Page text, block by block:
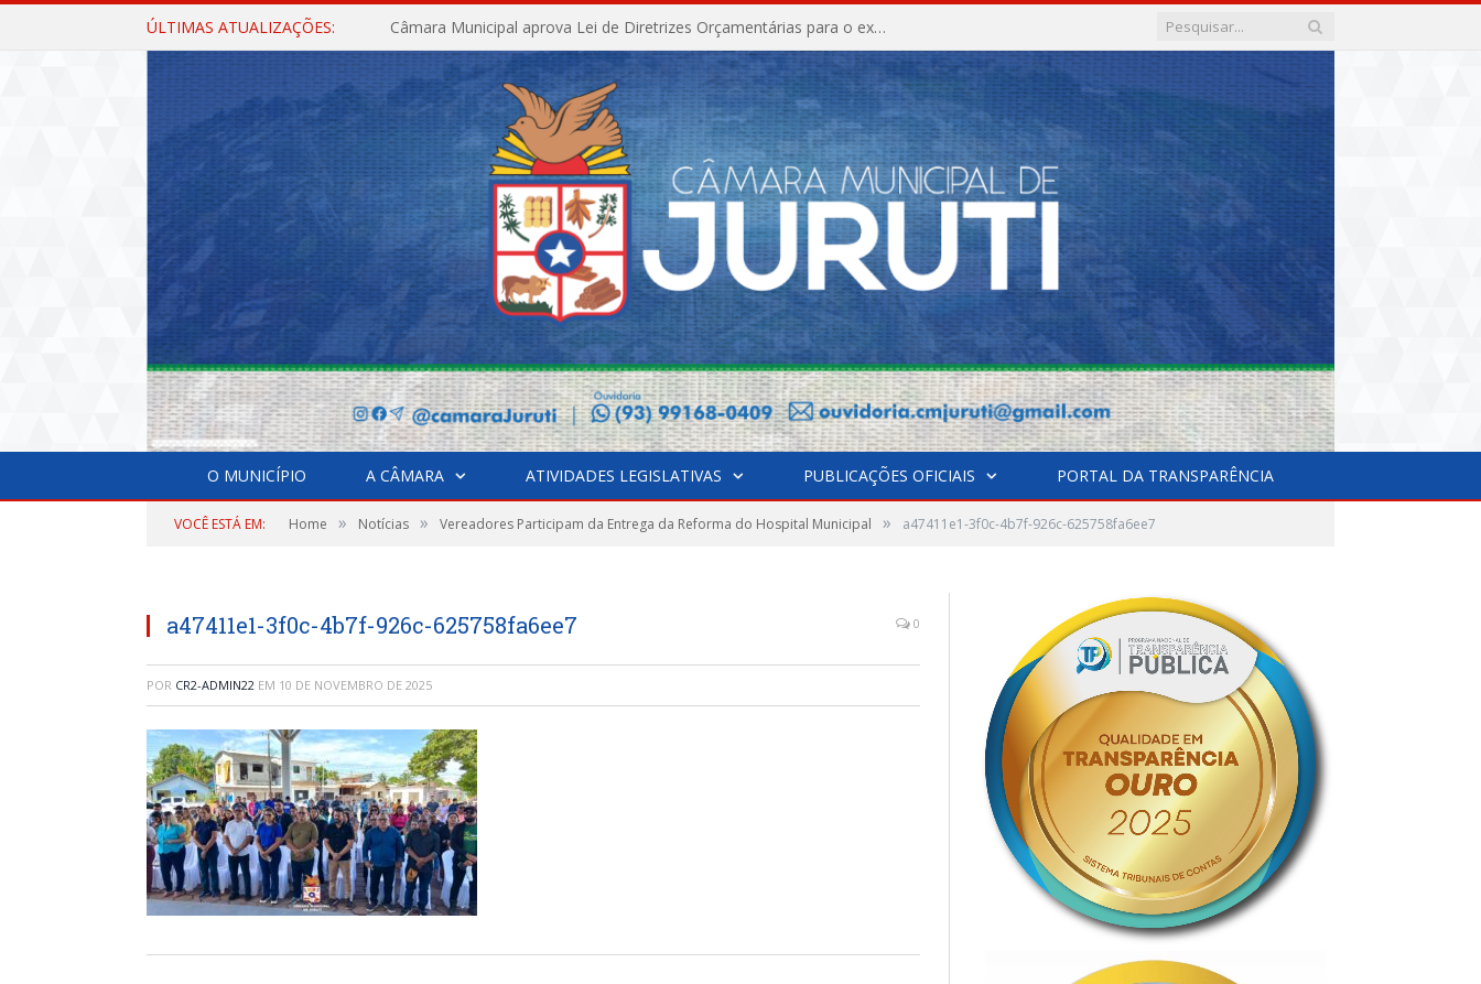
ÚLTIMAS ATUALIZAÇÕES: Câmara Municipal aprova Lei de Diretrizes Orçamentárias para o exercício financeiro de 2027
O MUNICÍPIO A CÂMARA ATIVIDADES LEGISLATIVAS PUBLICAÇÕES OFICIAIS PORTAL DA TRANSPARÊNCIA
VOCÊ ESTÁ EM: Home » Notícias » Vereadores Participam da Entrega da Reforma do Hospital Municipal » a47411e1-3f0c-4b7f-926c-625758fa6ee7
a47411e1-3f0c-4b7f-926c-625758fa6ee7 0
POR CR2-ADMIN22 EM 10 DE NOVEMBRO DE 2025